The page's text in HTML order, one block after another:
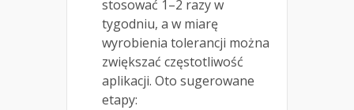
stosować 1–2 razy w
tygodniu, a w miarę
wyrobienia tolerancji można
zwiększać częstotliwość
aplikacji. Oto sugerowane
etapy: